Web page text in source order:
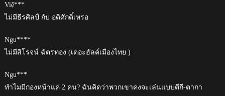
Việ***
ไม่มีธีรศิลป์ กับ อดิศักดิ์เหรอ
Ngu****
ไม่มีสิโรจน์ ฉัตรทอง (เดอะฮัลค์เมืองไทย )
Ngu***
ทำไมมีกองหน้าแค่ 2 คน? ฉันคิดว่าพวกเขาคงจะเล่นแบบตีกี-ตากา